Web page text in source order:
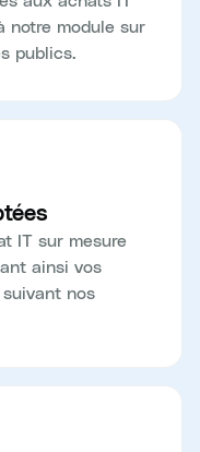
notre module sur
publics.
IT sur mesure
ainsi vos
nos